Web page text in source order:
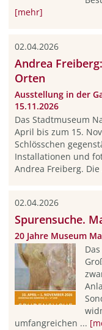
[mehr]
02.04.2026
Andrea
Orten
Ausstellung in der
15.11.2026
Das Stadtmuseum
April bis zum 15.
Schlösschen
Installationen und
Andrea Freiberg. Die
02.04.2026
Spurensuche.
20 Jahre Museum
umfangreichen ...